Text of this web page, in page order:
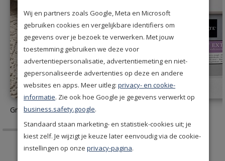
Gratis behang stalen aanvragen
Wij en partners zoals Google, Meta en Microsoft
gebruiken cookies en vergelijkbare identifiers om
gegevens over je bezoek te verwerken. Met jouw
toestemming gebruiken we deze voor
advertentiepersonalisatie, advertentiemeting en niet-
gepersonaliseerde advertenties op deze en andere
websites en apps. Meer uitleg:privacy- en cookie-
informatie. Zie ook hoe Google je gegevens verwerkt op
business.safety.google.
Standaard staan marketing- en statistiek-cookies uit; je
kiest zelf. Je wijzigt je keuze later eenvoudig via de cookie-
instellingen op onzeprivacy-pagina.